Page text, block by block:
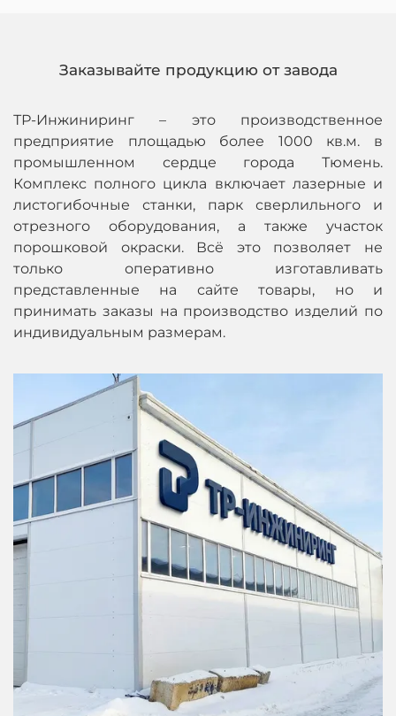
Заказывайте продукцию от завода
ТР-Инжиниринг – это производственное
предприятие площадью более 1000 кв.м. в
промышленном сердце города Тюмень.
Комплекс полного цикла включает лазерные и
листогибочные станки, парк сверлильного и
отрезного оборудования, а также участок
порошковой окраски. Всё это позволяет не
только оперативно изготавливать
представленные на сайте товары, но и
принимать заказы на производство изделий по
индивидуальным размерам.